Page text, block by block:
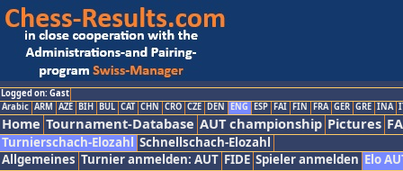
Logged on: Gast
Arabic ARM AZE BIH BUL CAT CHN CRO CZE DEN ENG ESP FAI FIN FRA GER GRE INA
Home Tournament-Database AUT championship Pictures
Turnierschach-Elozahl Schnellschach-Elozahl
Allgemeines Turnier anmelden: AUT FIDE Spieler anmelden Elo